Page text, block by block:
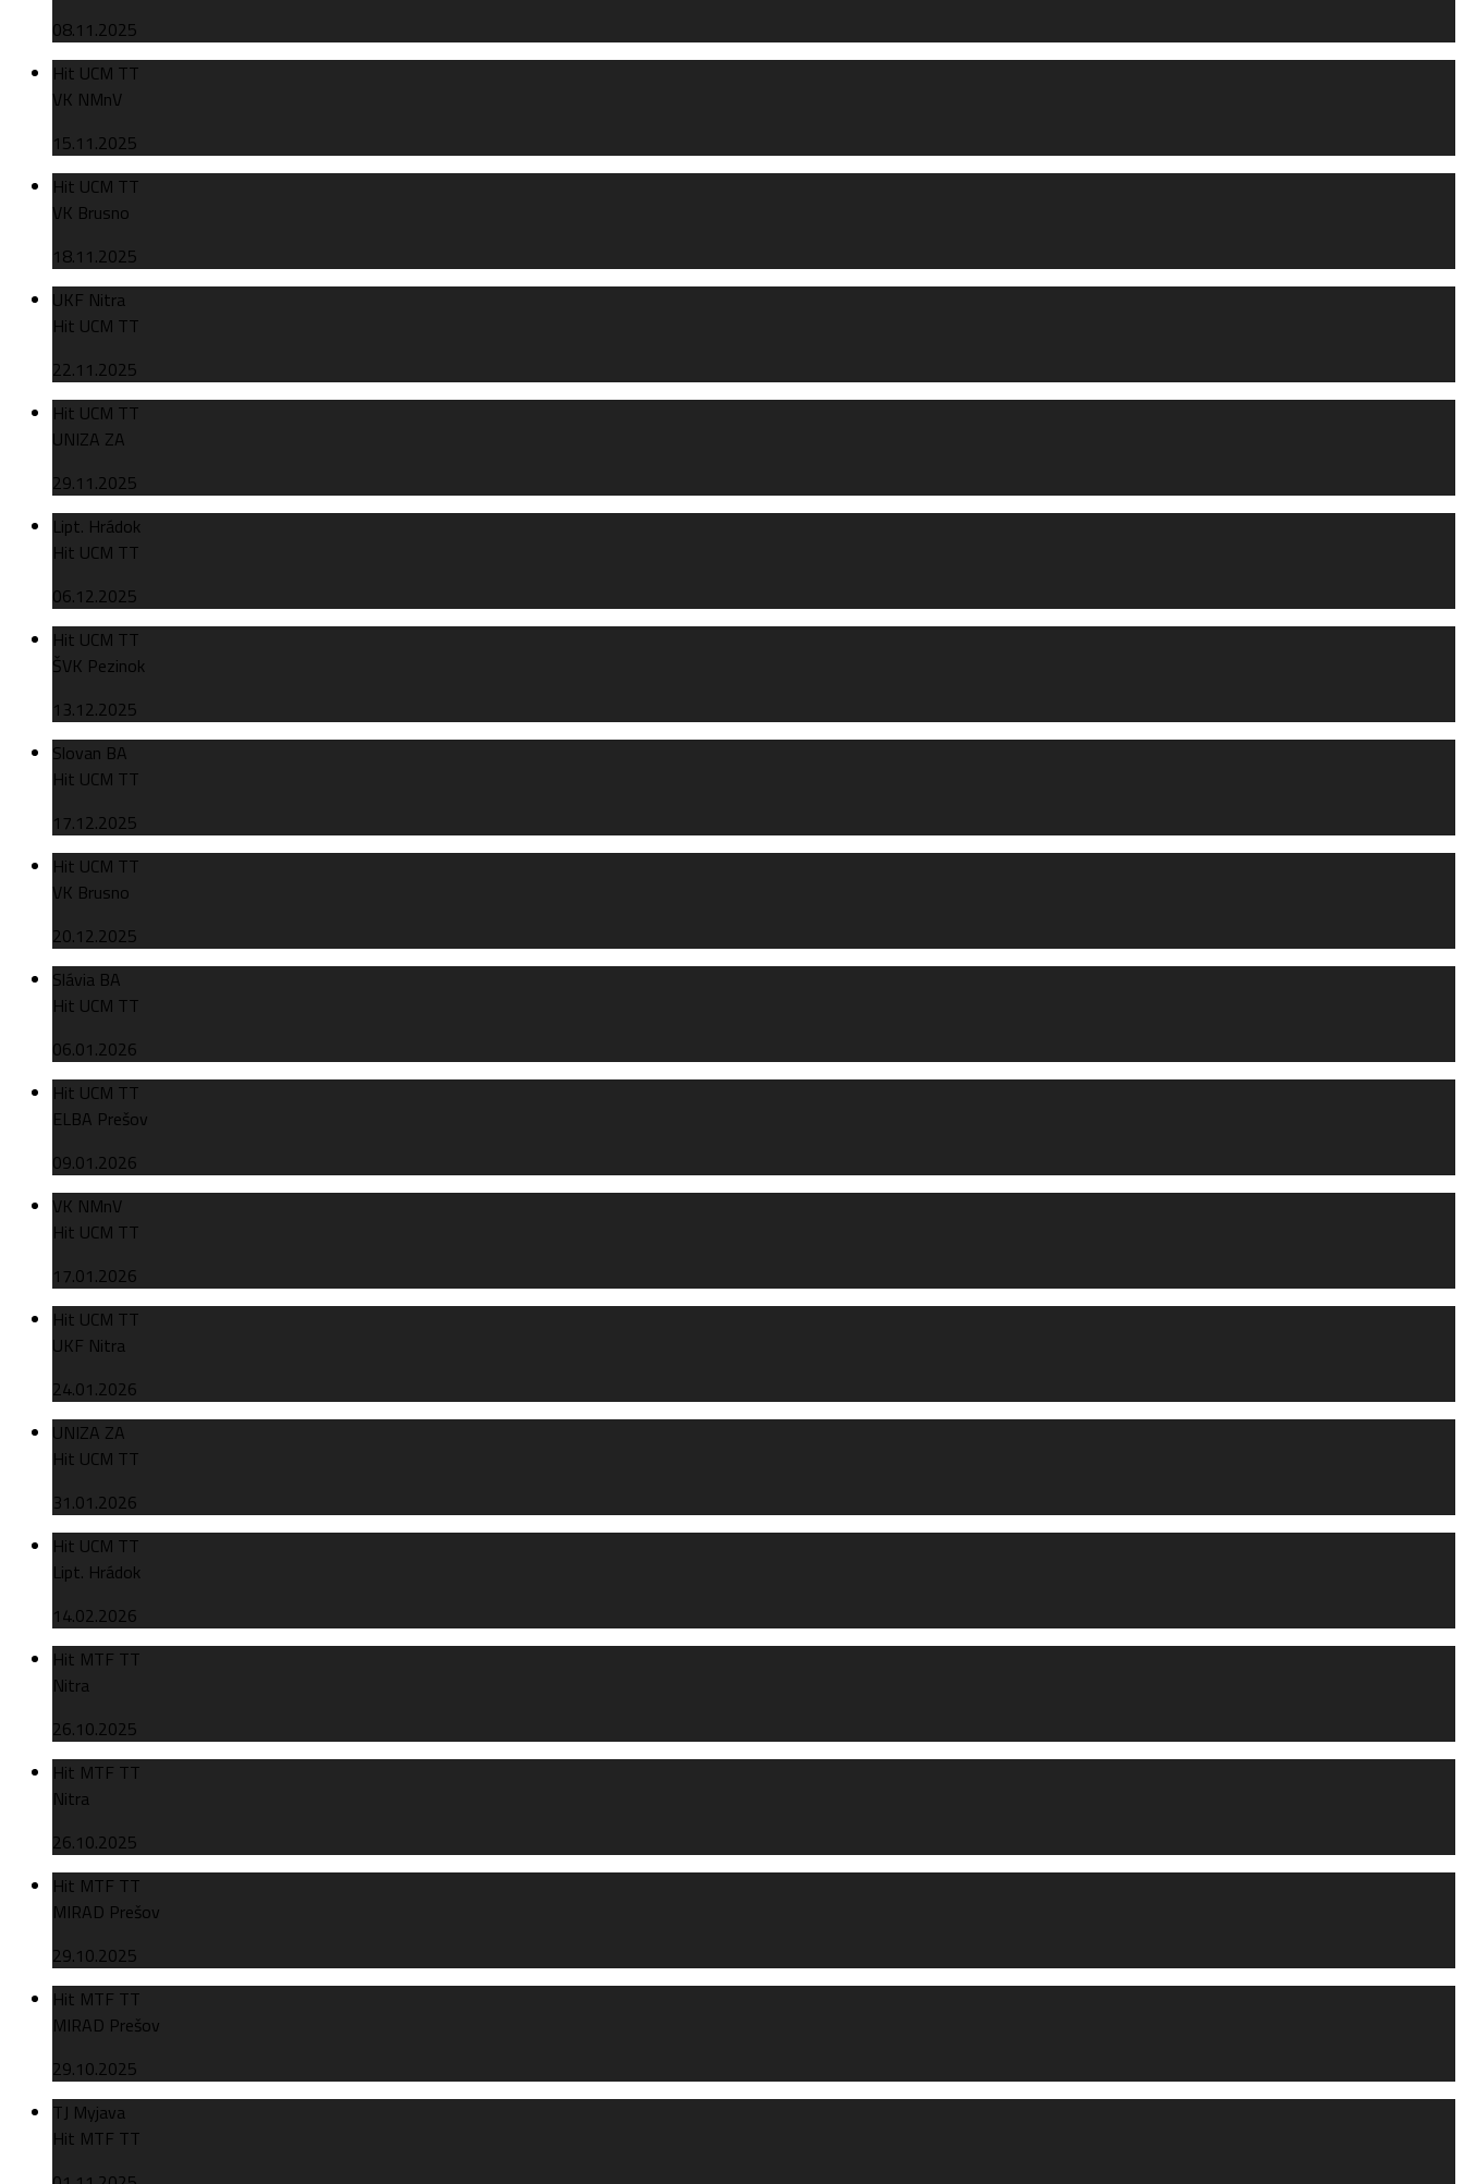
08.11.2025
Hit UCM TT
VK NMnV
15.11.2025
Hit UCM TT
VK Brusno
18.11.2025
UKF Nitra
Hit UCM TT
22.11.2025
Hit UCM TT
UNIZA ZA
29.11.2025
Lipt. Hrádok
Hit UCM TT
06.12.2025
Hit UCM TT
ŠVK Pezinok
13.12.2025
Slovan BA
Hit UCM TT
17.12.2025
Hit UCM TT
VK Brusno
20.12.2025
Slávia BA
Hit UCM TT
06.01.2026
Hit UCM TT
ELBA Prešov
09.01.2026
VK NMnV
Hit UCM TT
17.01.2026
Hit UCM TT
UKF Nitra
24.01.2026
UNIZA ZA
Hit UCM TT
31.01.2026
Hit UCM TT
Lipt. Hrádok
14.02.2026
Hit MTF TT
Nitra
26.10.2025
Hit MTF TT
Nitra
26.10.2025
Hit MTF TT
MIRAD Prešov
29.10.2025
Hit MTF TT
MIRAD Prešov
29.10.2025
TJ Myjava
Hit MTF TT